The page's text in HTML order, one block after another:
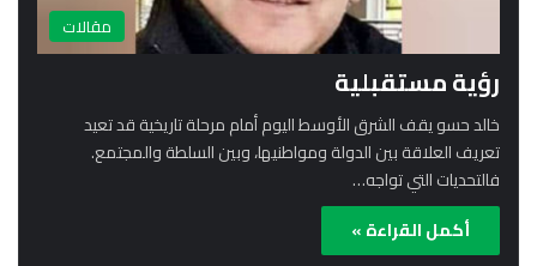
مقالات
رؤية مستقبلية
خالد حسو يقف الشرق الأوسط اليوم أمام مرحلة تاريخية قد تعيد
تعريف العلاقة بين الدولة ومواطنيها، وبين السلطة والمجتمع.
فالتحديات التي تواجه…
أكمل القراءة »